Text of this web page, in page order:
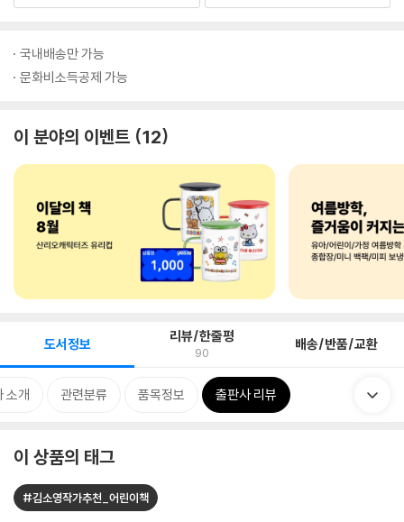
국내배송만 가능
문화비소득공제 가능
이 분야의 이벤트 12
도서정보 리뷰/한줄평
90 배송/반품/교환
소개 관련분류 품목정보 출판사 리뷰
이 상품의 태그
#김소영작가추천_어린이책